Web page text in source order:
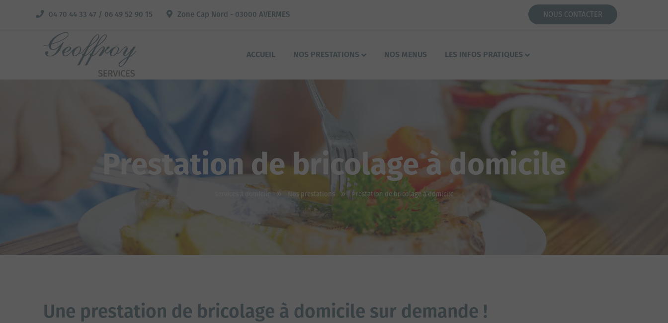
04 70 44 33 47 / 06 49 52 90 15 Zone Cap Nord - 03000 AVERMES NOUS CONTACTER
ACCUEIL NOS PRESTATIONS NOS MENUS LES INFOS PRATIQUES
Prestation de bricolage à domicile
Services à domicile Nos prestations Prestation de bricolage à domicile
Une prestation de bricolage à domicile sur demande !